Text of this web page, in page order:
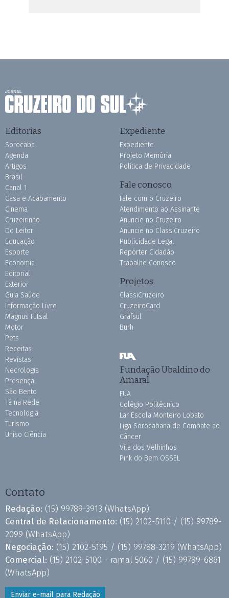
Editorias
Sorocaba
Agenda
Artigos
Brasil
Canal 1
Casa e Acabamento
Cinema
Cruzeirinho
Do Leitor
Educação
Esporte
Economia
Editorial
Exterior
Guia Saúde
Informação Livre
Magnus Futsal
Motor
Pets
Receitas
Revistas
Necrologia
Presença
São Bento
Tá na Rede
Tecnologia
Turismo
Uniso Ciência
Expediente
Expediente
Projeto Memória
Política de Privacidade
Fale conosco
Fale com o Cruzeiro
Atendimento ao Assinante
Anuncie no Cruzeiro
Anuncie no ClassiCruzeiro
Publicidade Legal
Repórter Cidadão
Trabalhe Conosco
Projetos
ClassiCruzeiro
CruzeiroCard
Grafsul
Burh
Fundação Ubaldino do
Amaral
FUA
Colégio Politécnico
Lar Escola Monteiro Lobato
Liga Sorocabana de Combate ao
Câncer
Vila dos Velhinhos
Pink do Bem OSSEL
Contato
Redação: (15) 99789-3913 (WhatsApp)
Central de Relacionamento: (15) 2102-5110 / (15) 99789-
2099 (WhatsApp)
Negociação: (15) 2102-5195 / (15) 99788-3219 (WhatsApp)
Comercial: (15) 2102-5100 - ramal 5060 / (15) 99789-6861
(WhatsApp)
Enviar e-mail para Redação